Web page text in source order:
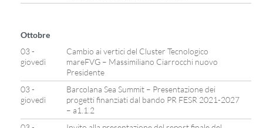
Ottobre
03 -
giovedì
Cambio ai vertici del Cluster Tecnologico
mareFVG – Massimiliano Ciarrocchi nuovo
Presidente
03 -
giovedì
Barcolana Sea Summit – Presentazione dei
progetti finanziati dal bando PR FESR 2021-2027
– a1.1.2